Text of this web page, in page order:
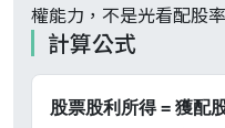
權能力，不是光看配股
計算公式
股票股利所得 = 獲配